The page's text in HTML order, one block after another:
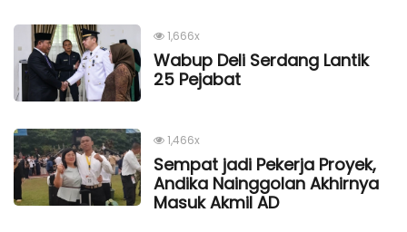
1,666x
Wabup Deli Serdang Lantik
25 Pejabat
1,466x
Sempat jadi Pekerja Proyek,
Andika Nainggolan Akhirnya
Masuk Akmil AD